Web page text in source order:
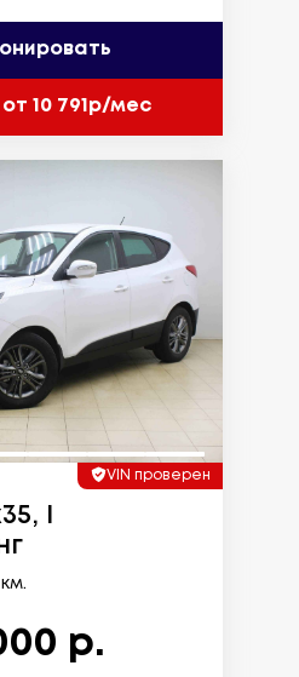
10 791р/мес
VIN проверен
I
р.